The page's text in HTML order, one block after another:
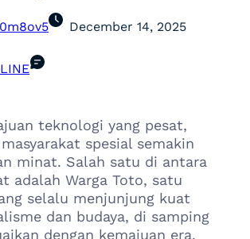
December 14, 2025
teknologi yang pesat,
spesial semakin
minat. Salah satu di antara
adalah Warga Toto, satu
selalu menjunjung kuat
dan budaya, di samping
dengan kemajuan era.